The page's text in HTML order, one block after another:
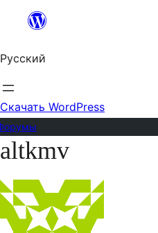
Перейти
содержимому
Русский
Скачать WordPress
Перейти
содержимому
altkmv